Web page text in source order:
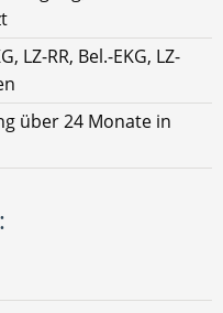
LZ-RR, Bel.-EKG, LZ-
über 24 Monate in